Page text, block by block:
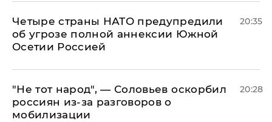
Четыре страны НАТО предупредили
об угрозе полной аннексии Южной
Осетии Россией
20:35
​"Не тот народ", — Соловьев оскорбил
россиян из-за разговоров о
мобилизации
20:28